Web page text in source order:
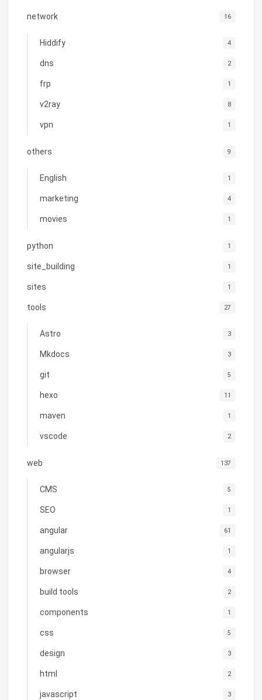
network 16
Hiddify 4
dns 2
frp 1
v2ray 8
vpn 1
others 9
English 1
marketing 4
movies 1
python 1
site_building 1
sites 1
tools 27
Astro 3
Mkdocs 3
git 5
hexo 11
maven 1
vscode 2
web 137
CMS 5
SEO 1
angular 61
angularjs 1
browser 4
build tools 2
components 1
css 5
design 3
html 2
javascript 3